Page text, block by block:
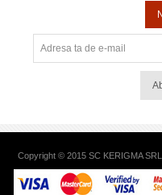
Copyright © 2015 SC KERIGMA